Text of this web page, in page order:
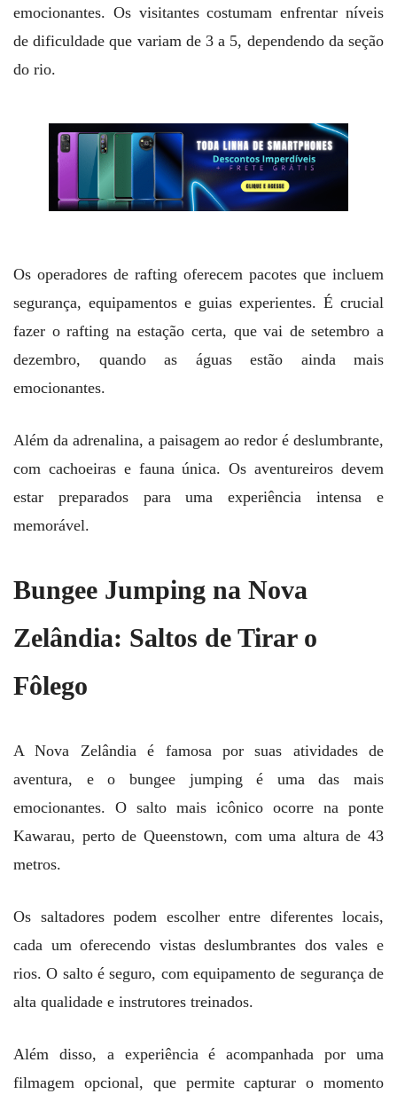
emocionantes. Os visitantes costumam enfrentar níveis
de dificuldade que variam de 3 a 5, dependendo da seção
do rio.
Os operadores de rafting oferecem pacotes que incluem
segurança, equipamentos e guias experientes. É crucial
fazer o rafting na estação certa, que vai de setembro a
dezembro, quando as águas estão ainda mais
emocionantes.
Além da adrenalina, a paisagem ao redor é deslumbrante,
com cachoeiras e fauna única. Os aventureiros devem
estar preparados para uma experiência intensa e
memorável.
Bungee Jumping na Nova
Zelândia: Saltos de Tirar o
Fôlego
A Nova Zelândia é famosa por suas atividades de
aventura, e o bungee jumping é uma das mais
emocionantes. O salto mais icônico ocorre na ponte
Kawarau, perto de Queenstown, com uma altura de 43
metros.
Os saltadores podem escolher entre diferentes locais,
cada um oferecendo vistas deslumbrantes dos vales e
rios. O salto é seguro, com equipamento de segurança de
alta qualidade e instrutores treinados.
Além disso, a experiência é acompanhada por uma
filmagem opcional, que permite capturar o momento